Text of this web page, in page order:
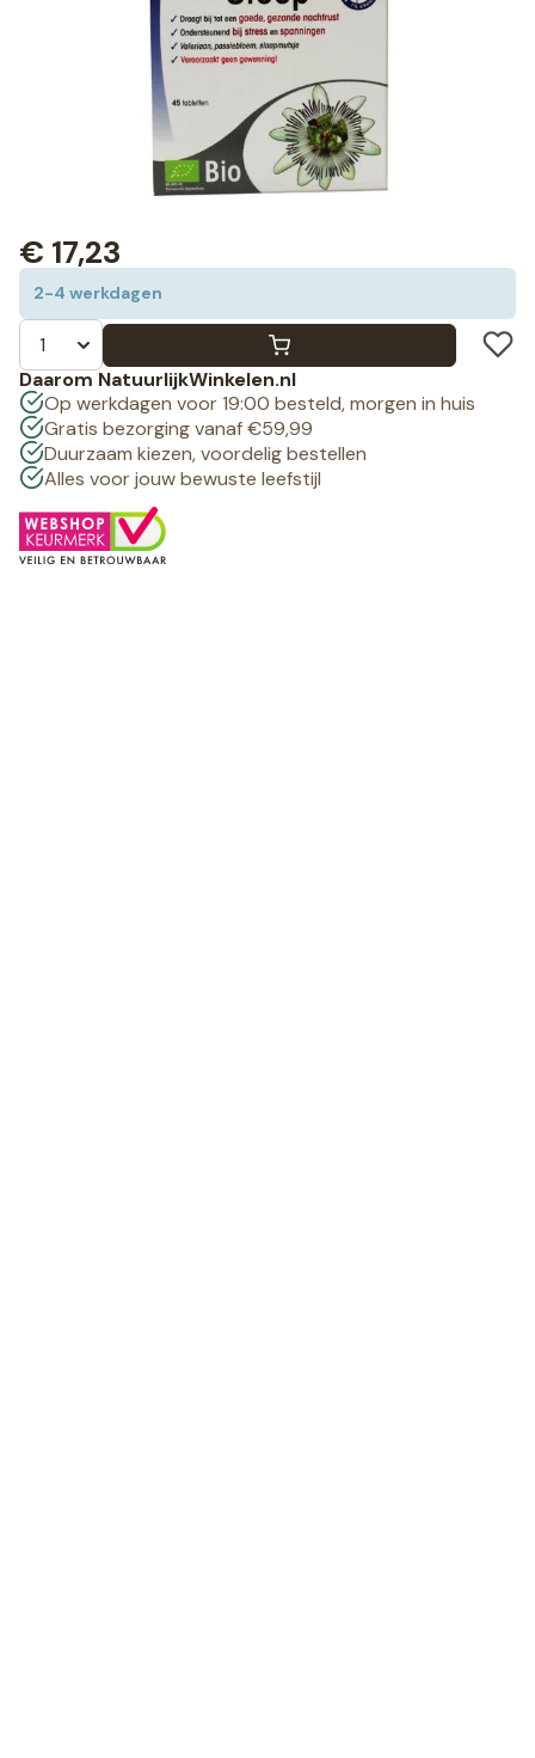
2-4 werkdagen
€ 17,23
Daarom NatuurlijkWinkelen.nl
Op werkdagen voor 19:00 besteld, morgen in huis
Gratis bezorging vanaf €59,99
Duurzaam kiezen, voordelig bestellen
Alles voor jouw bewuste leefstijl